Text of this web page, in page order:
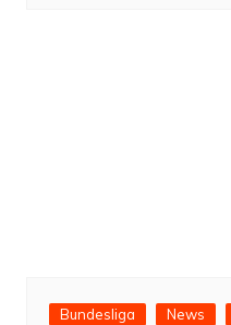
Bundesliga News